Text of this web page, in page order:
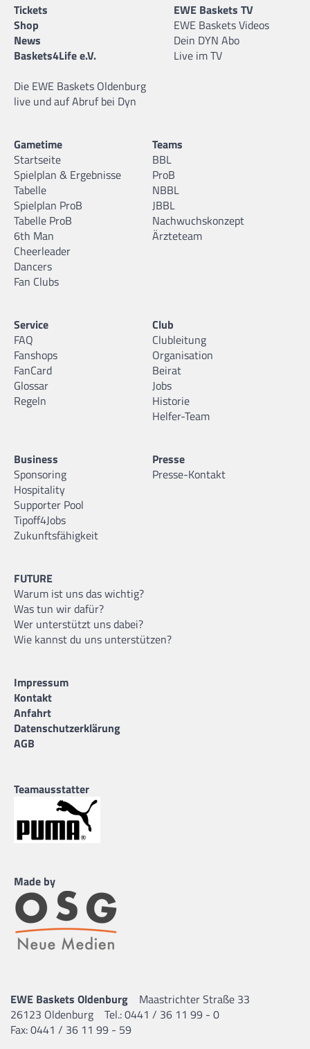
Tickets
Shop
News
Baskets4Life e.V.
Die EWE Baskets Oldenburg
live und auf Abruf bei Dyn
EWE Baskets TV
EWE Baskets Videos
Dein DYN Abo
Live im TV
Gametime
Startseite
Spielplan & Ergebnisse
Tabelle
Spielplan ProB
Tabelle ProB
6th Man
Cheerleader
Dancers
Fan Clubs
Teams
BBL
ProB
NBBL
JBBL
Nachwuchskonzept
Ärzteteam
Service
FAQ
Fanshops
FanCard
Glossar
Regeln
Club
Clubleitung
Organisation
Beirat
Jobs
Historie
Helfer-Team
Business
Sponsoring
Hospitality
Supporter Pool
Tipoff4Jobs
Zukunftsfähigkeit
Presse
Presse-Kontakt
FUTURE
Warum ist uns das wichtig?
Was tun wir dafür?
Wer unterstützt uns dabei?
Wie kannst du uns unterstützen?
Impressum
Kontakt
Anfahrt
Datenschutzerklärung
AGB
Teamausstatter
Made by
EWE Baskets Oldenburg
Maastrichter Straße 33
26123 Oldenburg
Tel.: 0441 / 36 11 99 - 0
Fax: 0441 / 36 11 99 - 59